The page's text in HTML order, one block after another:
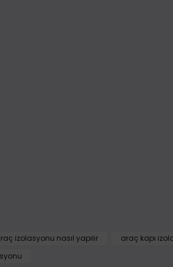
iletebilirsiniz.
izolasyonu nasıl yapılır
araç kapı